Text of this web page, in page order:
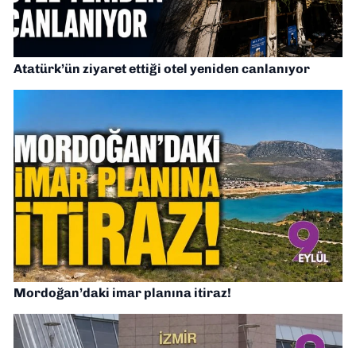
Atatürk’ün ziyaret ettiği otel yeniden canlanıyor
Mordoğan’daki imar planına itiraz!